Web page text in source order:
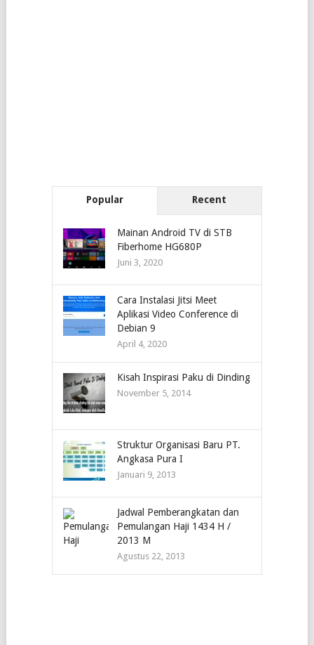
Popular Recent
Mainan Android TV di STB
Fiberhome HG680P
Juni 3, 2020
Cara Instalasi Jitsi Meet
Aplikasi Video Conference di
Debian 9
April 4, 2020
Kisah Inspirasi Paku di Dinding
November 5, 2014
Struktur Organisasi Baru PT.
Angkasa Pura I
Januari 9, 2013
Jadwal Pemberangkatan dan
Pemulangan Haji 1434 H /
2013 M
Agustus 22, 2013